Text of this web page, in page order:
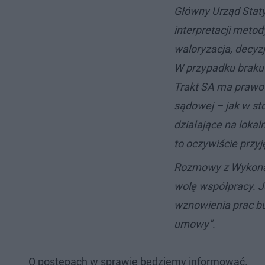
Główny Urząd
interpretacji
waloryzacja,
W przypadku
Trakt SA ma
sądowej – jak w
działające na
to oczywiście
Rozmowy z
wolę współpracy.
wznowienia prac
umowy".
O postępach w sprawie będziemy informować.